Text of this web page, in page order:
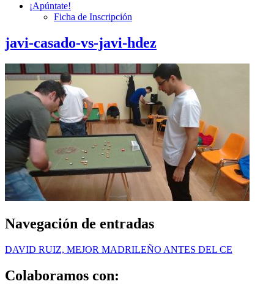
¡Apúntate!
Ficha de Inscripción
javi-casado-vs-javi-hdez
Navegación de entradas
DAVID RUIZ, MEJOR MADRILEÑO ANTES DEL CE
Colaboramos con: